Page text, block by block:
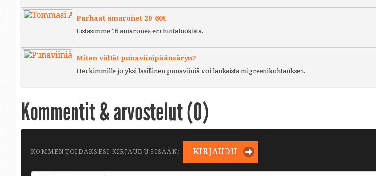
Parhaat amaronet 20-60€
Listasimme 16 amaronea eri hintaluokista.
Miten vältät punaviinipäänsäryn?
Herkimmille jo yksi lasillinen punaviiniä voi laukaista migreenikohtauksen.
Kommentit & arvostelut (0)
KOMMENTOIDAKSESI KIRJAUDU SISÄÄN: KIRJAUDU